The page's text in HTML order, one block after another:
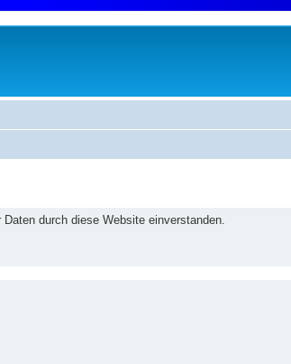
durch diese Website einverstanden.